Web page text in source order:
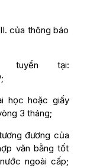
của thông báo
tại:
học hoặc giấy
3 tháng;
đương của
văn bằng tốt
ngoài cấp;